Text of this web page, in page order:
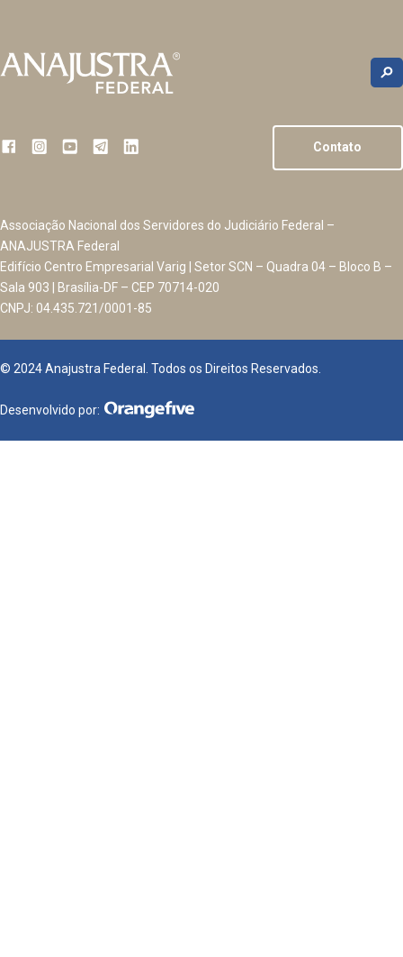
Contato
Associação Nacional dos Servidores do Judiciário Federal –
ANAJUSTRA Federal
Edifício Centro Empresarial Varig | Setor SCN – Quadra 04 – Bloco B –
Sala 903 | Brasília-DF – CEP 70714-020
CNPJ: 04.435.721/0001-85
© 2024 Anajustra Federal. Todos os Direitos Reservados.
Desenvolvido por: